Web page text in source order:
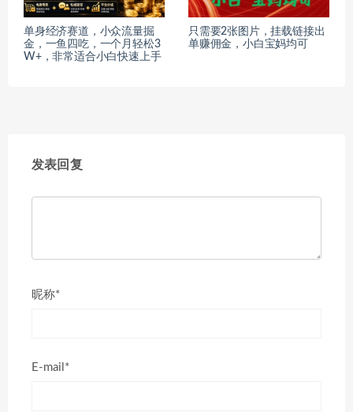
单身经济赛道，小众流量掘
金，一鱼四吃，一个月轻松3
W+，非常适合小白快速上手
只需要2张图片，挂载链接出
单赚佣金，小白宝妈均可
发表回复
昵称*
E-mail*